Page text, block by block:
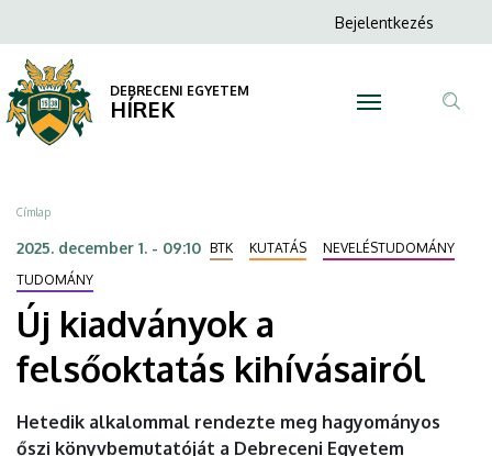
kiadványok
a
felsőoktatás
kihívásairól
DEBRECENI
EGYETEM
a
tartalomra
Anonim
menüje
Bejelentkezés
DEBRECENI EGYETEM
HÍREK
Morzsa
Címlap
2025. december 1. - 09:10 BTK KUTATÁS
NEVELÉSTUDOMÁNY
TUDOMÁNY
Új kiadványok a
felsőoktatás kihívásairól
Hetedik alkalommal rendezte meg hagyományos
őszi könyvbemutatóját a Debreceni Egyetem